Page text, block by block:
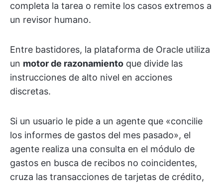
completa la tarea o remite los casos extremos a
un revisor humano.
Entre bastidores, la plataforma de Oracle utiliza
un motor de razonamiento que divide las
instrucciones de alto nivel en acciones
discretas.
Si un usuario le pide a un agente que «concilie
los informes de gastos del mes pasado», el
agente realiza una consulta en el módulo de
gastos en busca de recibos no coincidentes,
cruza las transacciones de tarjetas de crédito,